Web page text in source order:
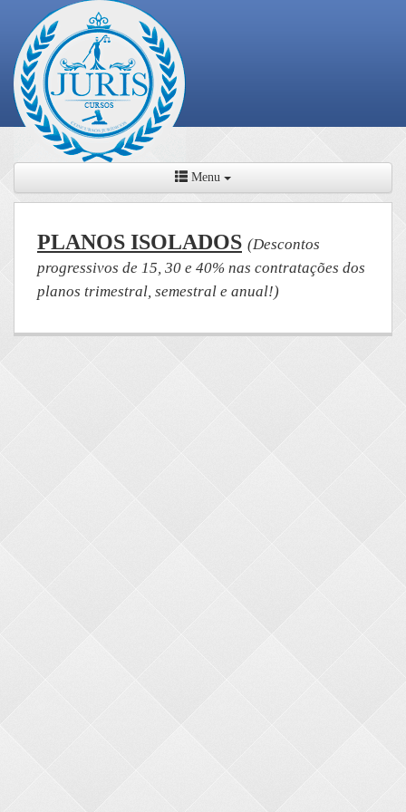
Menu
PLANOS ISOLADOS (Descontos
progressivos de 15, 30 e 40% nas contratações dos
planos trimestral, semestral e anual!)